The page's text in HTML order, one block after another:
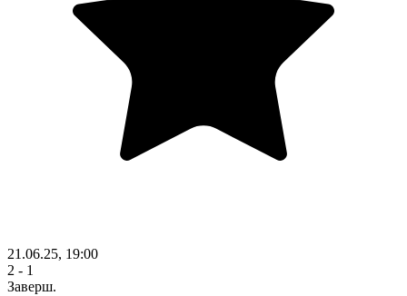
21.06.25, 19:00
2 - 1
Заверш.